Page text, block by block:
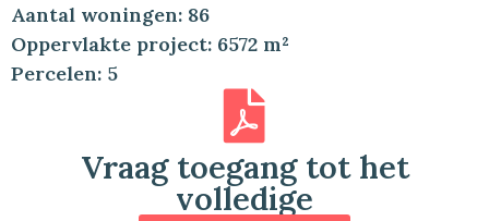
Aantal woningen: 86
Oppervlakte project: 6572 m²
Percelen: 5
Vraag toegang tot het
volledige